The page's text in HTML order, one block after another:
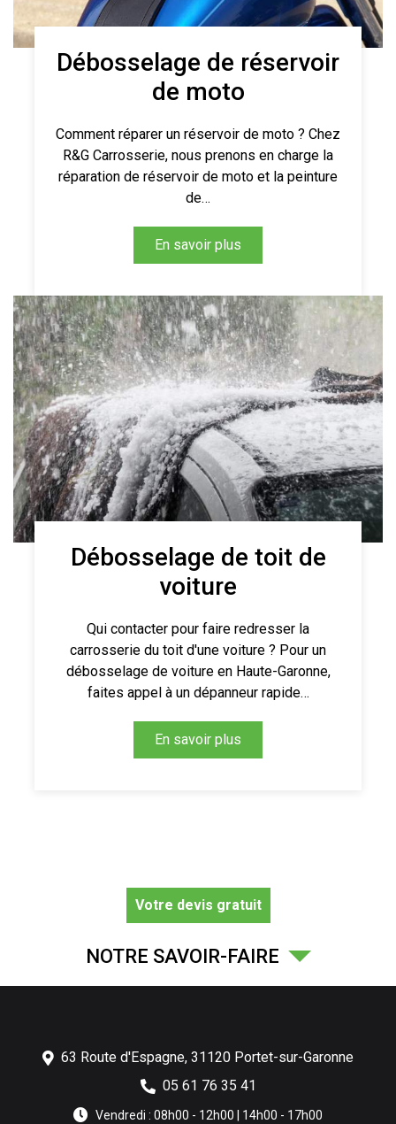
Débosselage de réservoir
de moto
Comment réparer un réservoir de moto ? Chez
R&G Carrosserie, nous prenons en charge la
réparation de réservoir de moto et la peinture
de…
En savoir plus
Débosselage de toit de
voiture
Qui contacter pour faire redresser la
carrosserie du toit d'une voiture ? Pour un
débosselage de voiture en Haute-Garonne,
faites appel à un dépanneur rapide…
En savoir plus
Votre devis gratuit
NOTRE SAVOIR-FAIRE
63 Route d'Espagne, 31120 Portet-sur-Garonne
05 61 76 35 41
Vendredi : 08h00 - 12h00 | 14h00 - 17h00